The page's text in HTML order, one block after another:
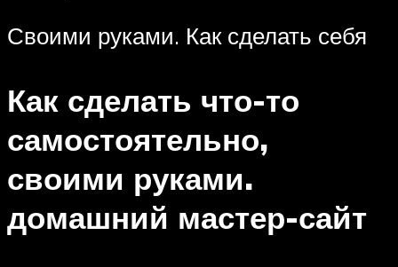
Своими руками. Как сделать себя
Как сделать что-то
самостоятельно,
своими руками.
домашний мастер-сайт